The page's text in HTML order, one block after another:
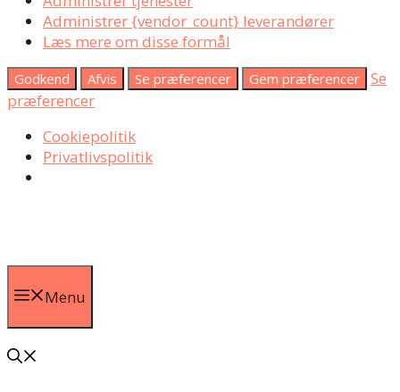
Administrer {vendor_count} leverandører
Læs mere om disse formål
Godkend Afvis Se præferencer Gem præferencer Se
præferencer
Cookiepolitik
Privatlivspolitik
Menu